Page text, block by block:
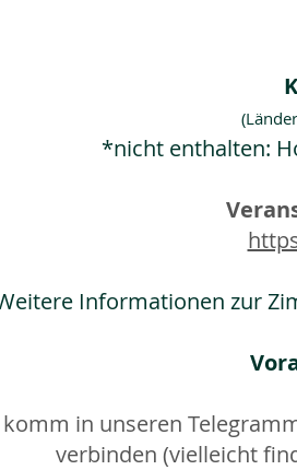
*nicht enthalten:
Informationen zur
in unseren
verbinden (vielleicht